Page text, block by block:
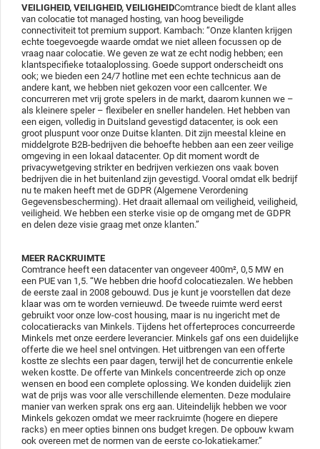
VEILIGHEID, VEILIGHEID, VEILIGHEIDComtrance biedt de klant alles
van colocatie tot managed hosting, van hoog beveiligde
connectiviteit tot premium support. Kambach: “Onze klanten krijgen
echte toegevoegde waarde omdat we niet alleen focussen op de
vraag naar colocatie. We geven ze wat ze echt nodig hebben; een
klantspecifieke totaaloplossing. Goede support onderscheidt ons
ook; we bieden een 24/7 hotline met een echte technicus aan de
andere kant, we hebben niet gekozen voor een callcenter. We
concurreren met vrij grote spelers in de markt, daarom kunnen we –
als kleinere speler – flexibeler en sneller handelen. Het hebben van
een eigen, volledig in Duitsland gevestigd datacenter, is ook een
groot pluspunt voor onze Duitse klanten. Dit zijn meestal kleine en
middelgrote B2B-bedrijven die behoefte hebben aan een zeer veilige
omgeving in een lokaal datacenter. Op dit moment wordt de
privacywetgeving strikter en bedrijven verkiezen ons vaak boven
bedrijven die in het buitenland zijn gevestigd. Vooral omdat elk bedrijf
nu te maken heeft met de GDPR (Algemene Verordening
Gegevensbescherming). Het draait allemaal om veiligheid, veiligheid,
veiligheid. We hebben een sterke visie op de omgang met de GDPR
en delen deze visie graag met onze klanten.”
MEER RACKRUIMTE
Comtrance heeft een datacenter van ongeveer 400m², 0,5 MW en
een PUE van 1,5. “We hebben drie hoofd colocatiezalen. We hebben
de eerste zaal in 2008 gebouwd. Dus je kunt je voorstellen dat deze
klaar was om te worden vernieuwd. De tweede ruimte werd eerst
gebruikt voor onze low-cost housing, maar is nu ingericht met de
colocatieracks van Minkels. Tijdens het offerteproces concurreerde
Minkels met onze eerdere leverancier. Minkels gaf ons een duidelijke
offerte die we heel snel ontvingen. Het uitbrengen van een offerte
kostte ze slechts een paar dagen, terwijl het de concurrentie enkele
weken kostte. De offerte van Minkels concentreerde zich op onze
wensen en bood een complete oplossing. We konden duidelijk zien
wat de prijs was voor alle verschillende elementen. Deze modulaire
manier van werken sprak ons erg aan. Uiteindelijk hebben we voor
Minkels gekozen omdat we meer rackruimte (hogere en diepere
racks) en meer opties binnen ons budget kregen. De opbouw kwam
ook overeen met de normen van de eerste co-lokatiekamer.”